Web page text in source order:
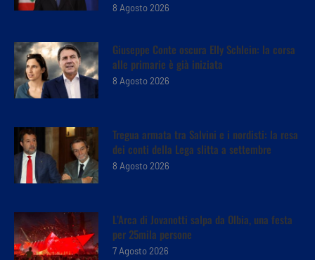
8 Agosto 2026
Giuseppe Conte oscura Elly Schlein: la corsa
alle primarie è già iniziata
8 Agosto 2026
Tregua armata tra Salvini e i nordisti: la resa
dei conti della Lega slitta a settembre
8 Agosto 2026
L’Arca di Jovanotti salpa da Olbia, una festa
per 25mila persone
7 Agosto 2026